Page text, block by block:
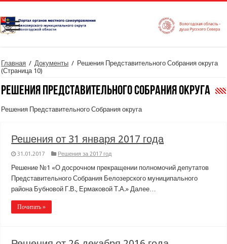
Главная / Документы / Решения Представительного Собрания округа
(Страница 10)
Решения Представительного Собрания округа
Решения Представительного Собрания округа
Решения от 31 января 2017 года
31.01.2017 Решения за 2017 год
Решение №1 «О досрочном прекращении полномочий депутатов
Представительного Собрания Белозерского муниципального
района Бубновой Г.В., Ермаковой Т.А.» Далее…
Почитать »